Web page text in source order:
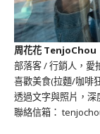
周花花 TenjoChou
部落客 / 行銷人，愛
喜歡美食(拉麵/咖啡
透過文字與照片，
聯絡信箱：